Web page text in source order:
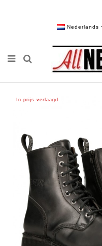
Nederlands
In prijs verlaagd